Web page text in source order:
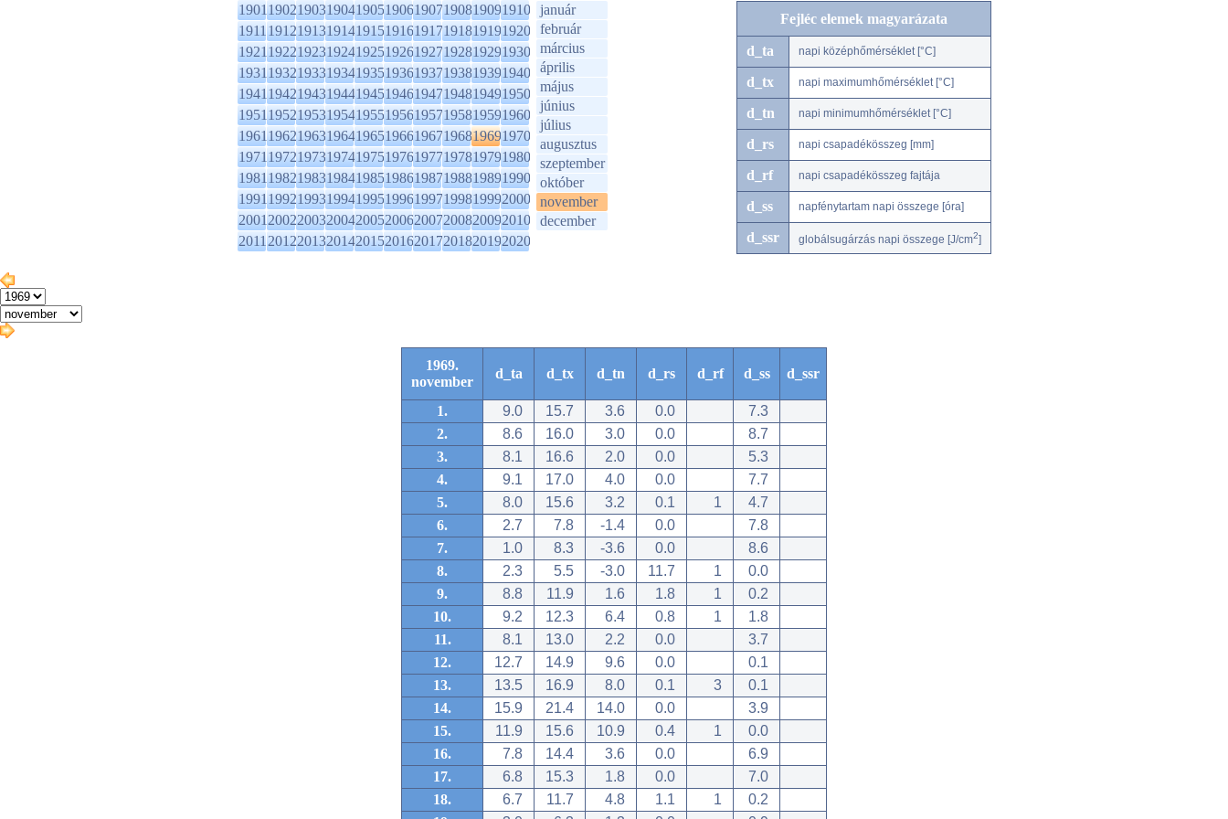
1901190219031904190519061907190819091910
1911191219131914191519161917191819191920
1921192219231924192519261927192819291930
1931193219331934193519361937193819391940
1941194219431944194519461947194819491950
1951195219531954195519561957195819591960
1961196219631964196519661967196819691970
1971197219731974197519761977197819791980
1981198219831984198519861987198819891990
1991199219931994199519961997199819992000
2001200220032004200520062007200820092010
2011201220132014201520162017201820192020
január
február
március
április
május
június
július
augusztus
szeptember
október
november
december
Fejléc elemek magyarázata
d_ta napi középhőmérséklet [°C]
d_tx napi maximumhőmérséklet [°C]
d_tn napi minimumhőmérséklet [°C]
d_rs napi csapadékösszeg [mm]
d_rf napi csapadékösszeg fajtája
d_ss napfénytartam napi összege [óra]
d_ssr globálsugárzás napi összege [J/cm2]
1969.
november
d_ta d_tx d_tn d_rs d_rf d_ss d_ssr
1. 9.0 15.7 3.6 0.0
7.3
2.
8.6 16.0 3.0 0.0
8.7
3.
8.1 16.6 2.0 0.0
5.3
4.
9.1 17.0 4.0 0.0
7.7
5.
8.0 15.6 3.2 0.1 1
4.7
6.
2.7 7.8 -1.4 0.0
7.8
7.
1.0 8.3 -3.6 0.0
8.6
8.
2.3 5.5 -3.0 11.7 1
0.0
9.
8.8 11.9 1.6 1.8 1
0.2
10.
9.2 12.3 6.4 0.8 1
1.8
11.
8.1 13.0 2.2 0.0
3.7
12.
12.7 14.9 9.6 0.0
0.1
13.
13.5 16.9 8.0 0.1 3
0.1
14.
15.9 21.4 14.0 0.0
3.9
15.
11.9 15.6 10.9 0.4 1
0.0
16.
7.8 14.4 3.6 0.0
6.9
17.
6.8 15.3 1.8 0.0
7.0
18.
6.7 11.7 4.8 1.1 1
0.2